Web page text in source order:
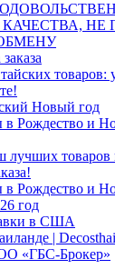
товаров:
Новый год
в Рождество и
лучших
в Рождество и
год
в США
| Decosthai
«ГБС-Брокер»